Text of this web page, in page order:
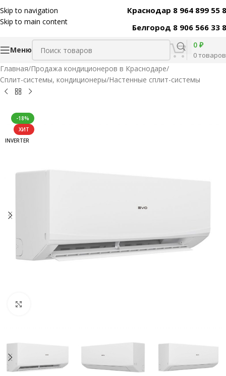
Skip to navigation
Skip to main content
Краснодар 8 964 899 55
Белгород 8 906 566 33
Меню
0товаров
0 ₽
Главная/Продажа кондиционеров в Краснодаре/
Сплит-системы, кондиционеры/Настенные сплит-системы
Код товара:48108
-18%
ХИТ
INVERTER